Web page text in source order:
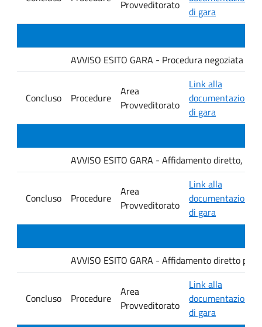
Provveditorato
di gara
AVVISO ESITO GARA - Procedura negoziata
Concluso Procedure
Area
Provveditorato
Link alla
documentazione
di gara
AVVISO ESITO GARA - Affidamento diretto, ai
Concluso Procedure
Area
Provveditorato
Link alla
documentazione
di gara
AVVISO ESITO GARA - Affidamento diretto
Concluso Procedure
Area
Provveditorato
Link alla
documentazione
di gara